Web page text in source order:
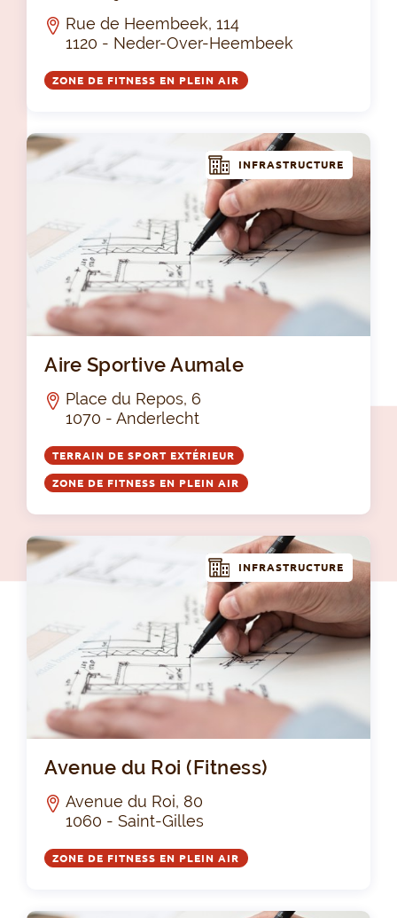
Rue de Heembeek, 114
1120 - Neder-Over-Heembeek
ZONE DE FITNESS EN PLEIN AIR
INFRASTRUCTURE
Aire Sportive Aumale
Place du Repos, 6
1070 - Anderlecht
TERRAIN DE SPORT EXTÉRIEUR
ZONE DE FITNESS EN PLEIN AIR
INFRASTRUCTURE
Avenue du Roi (Fitness)
Avenue du Roi, 80
1060 - Saint-Gilles
ZONE DE FITNESS EN PLEIN AIR